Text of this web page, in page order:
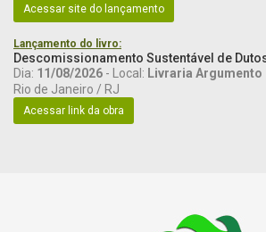
Acessar site do lançamento
Lançamento do livro:
Descomissionamento Sustentável de
Dia: 11/08/2026 - Local: Livraria Argumento
Rio de Janeiro / RJ
Acessar link da obra